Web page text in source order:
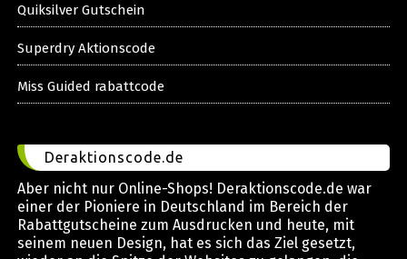
Quiksilver Gutschein
Superdry Aktionscode
Miss Guided rabattcode
Deraktionscode.de
Aber nicht nur Online-Shops! Deraktionscode.de war
einer der Pioniere in Deutschland im Bereich der
Rabattgutscheine zum Ausdrucken und heute, mit
seinem neuen Design, hat es sich das Ziel gesetzt,